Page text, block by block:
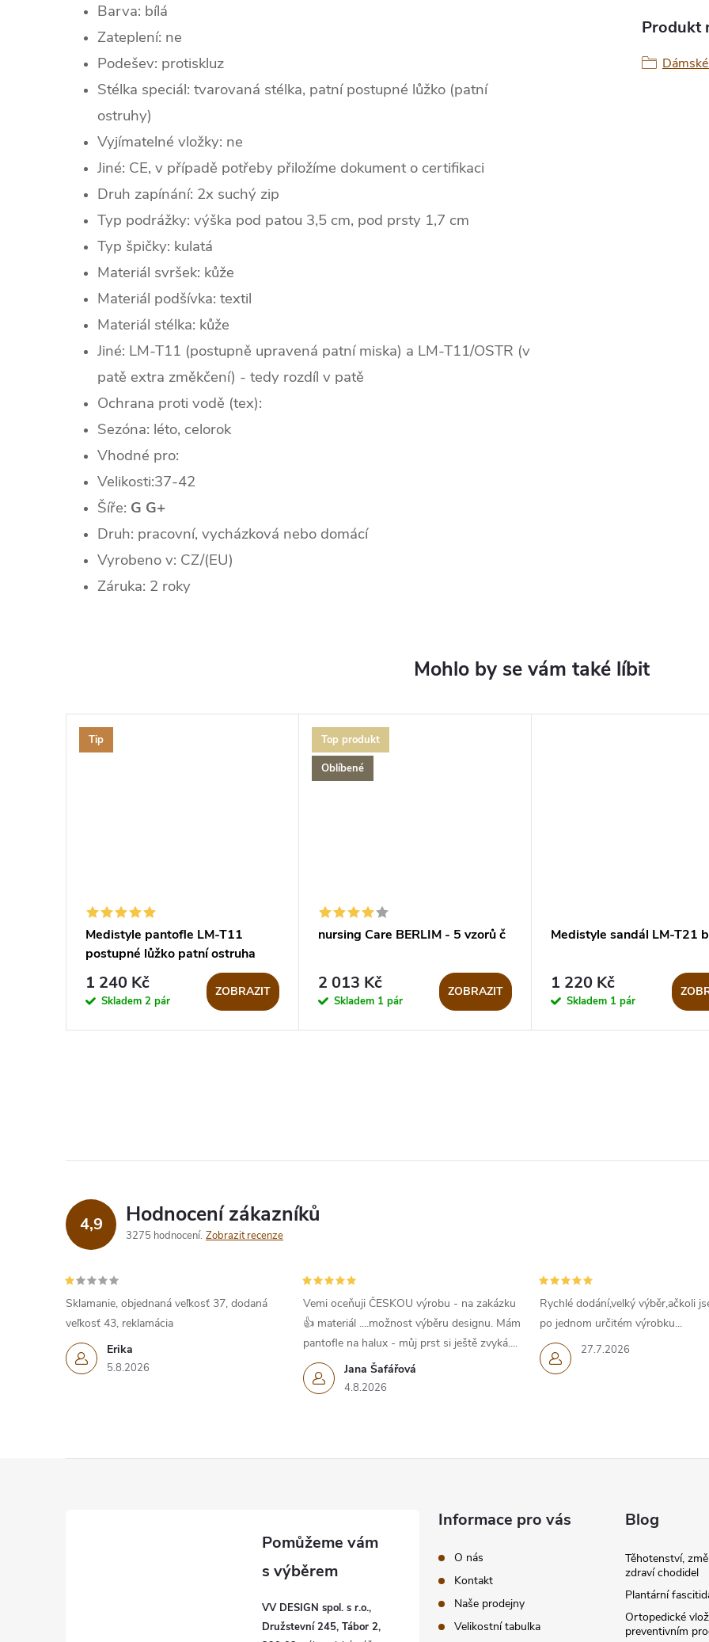
Barva: bílá
Zateplení: ne
Podešev: protiskluz
Stélka speciál: tvarovaná stélka, patní postupné lůžko (patní
ostruhy)
Vyjímatelné vložky: ne
Jiné: CE, v případě potřeby přiložíme dokument o certifikaci
Druh zapínání: 2x suchý zip
Typ podrážky: výška pod patou 3,5 cm, pod prsty 1,7 cm
Typ špičky: kulatá
Materiál svršek: kůže
Materiál podšívka: textil
Materiál stélka: kůže
Jiné: LM-T11 (postupně upravená patní miska) a LM-T11/OSTR (v
patě extra změkčení) - tedy rozdíl v patě
Ochrana proti vodě (tex):
Sezóna: léto, celorok
Vhodné pro:
Velikosti:37-42
Šíře: G G+
Druh: pracovní, vycházková nebo domácí
Vyrobeno v: CZ/(EU)
Záruka: 2 roky
Produkt
Tip
Medistyle pantofle LM-T11
postupné lůžko patní ostruha
1 240 Kč
Skladem 2 pár
ZOBRAZIT
Top produkt
Oblíbené
nursing Care BERLIM - 5 vzorů č
2 013 Kč
Skladem 1 pár
ZOBRAZIT
Medistyle sandál LM-T21
1 220 Kč
Skladem 1 pár
4,9 Hodnocení zákazníků
3275 hodnocení Zobrazit recenze
Erika
5.8.2026
Sklamanie, objednaná veľkosť 37, dodaná
veľkosť 43, reklamácia
Jana Šafářová
4.8.2026
Vemi oceňuji ČESKOU výrobu - na zakázku
👍 materiál ....možnost výběru designu. Mám
pantofle na halux - můj prst si ještě zvyká....
27.7.2026
Rychlé dodání,velký výběr,ačkoli
po jednom určitém výrobku...
VV DESIGN spol. s r.o.,
Družstevní 245, Tábor 2,
Informace pro vás
O nás
Kontakt
Naše prodejny
Velikostní tabulka
Blog
Těhotenství,
zdraví chodidel
Plantární
Ortopedické
preventivním